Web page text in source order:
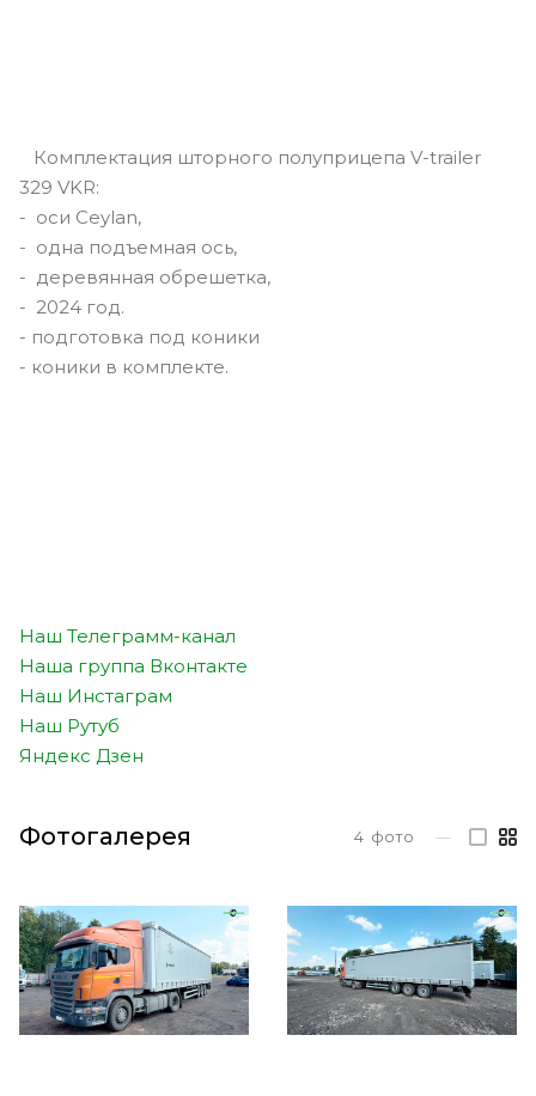
Комплектация шторного полуприцепа V-trailer
329 VKR:
- оси Ceylan,
- одна подъемная ось,
- деревянная обрешетка,
- 2024 год.
- подготовка под коники
- коники в комплекте.
Наш Телеграмм-канал
Наша группа Вконтакте
Наш Инстаграм
Наш Рутуб
Яндекс Дзен
Фотогалерея 4 фото —